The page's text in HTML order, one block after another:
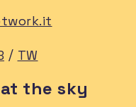
/ TW
the sky